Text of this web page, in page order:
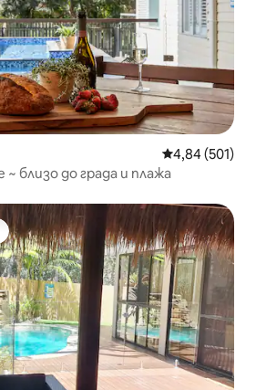
Средна
4,84 (501)
~ близо до града и плажа